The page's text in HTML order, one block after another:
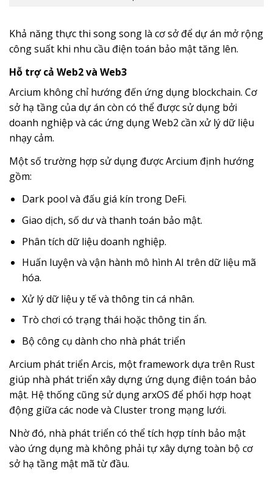
Khả năng thực thi song song là cơ sở để dự án mở rộng
công suất khi nhu cầu điện toán bảo mật tăng lên.
Hỗ trợ cả Web2 và Web3
Arcium không chỉ hướng đến ứng dụng blockchain. Cơ
sở hạ tầng của dự án còn có thể được sử dụng bởi
doanh nghiệp và các ứng dụng Web2 cần xử lý dữ liệu
nhạy cảm.
Một số trường hợp sử dụng được Arcium định hướng
gồm:
Dark pool và đấu giá kín trong DeFi.
Giao dịch, số dư và thanh toán bảo mật.
Phân tích dữ liệu doanh nghiệp.
Huấn luyện và vận hành mô hình AI trên dữ liệu mã
hóa.
Xử lý dữ liệu y tế và thông tin cá nhân.
Trò chơi có trạng thái hoặc thông tin ẩn.
Bộ công cụ dành cho nhà phát triển
Arcium phát triển Arcis, một framework dựa trên Rust
giúp nhà phát triển xây dựng ứng dụng điện toán bảo
mật. Hệ thống cũng sử dụng arxOS để phối hợp hoạt
động giữa các node và Cluster trong mạng lưới.
Nhờ đó, nhà phát triển có thể tích hợp tính bảo mật
vào ứng dụng mà không phải tự xây dựng toàn bộ cơ
sở hạ tầng mật mã từ đầu.